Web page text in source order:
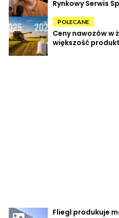
Rynkowy Serwis
POLECANE
Ceny nawozów w
większość
Fliegl produkuje